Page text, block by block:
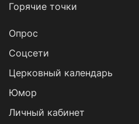
Горячие точки
Опрос
Cоцсети
Церковный календарь
Юмор
Личный кабинет